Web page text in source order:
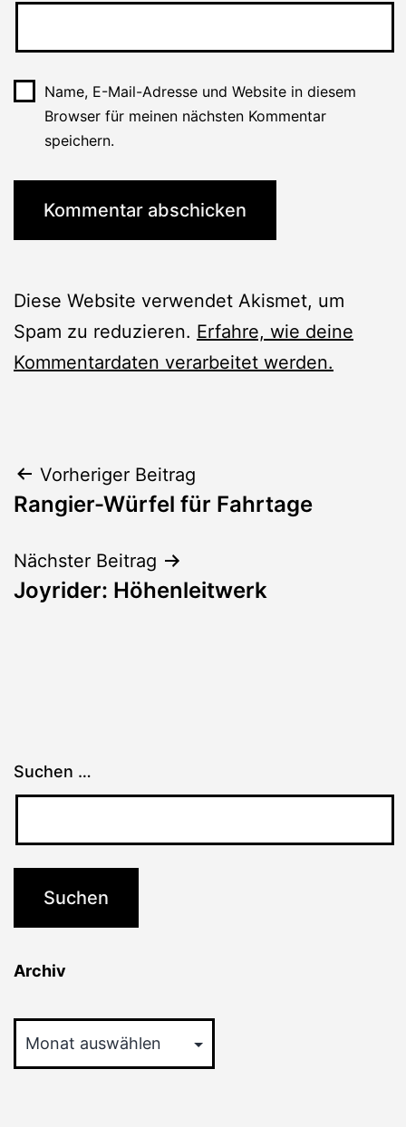
Name, E-Mail-Adresse und Website in diesem
Browser für meinen nächsten Kommentar
speichern.
Diese Website verwendet Akismet, um
Spam zu reduzieren. Erfahre, wie deine
Kommentardaten verarbeitet werden.
Beitragsnavigation
Vorheriger Beitrag
Rangier-Würfel für Fahrtage
Nächster Beitrag
Joyrider: Höhenleitwerk
Suchen …
Archiv